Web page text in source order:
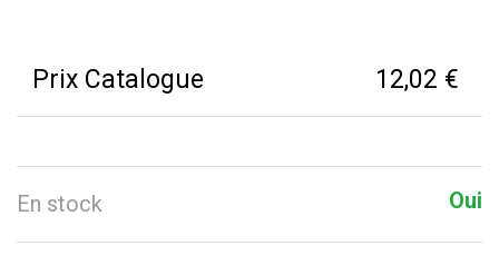
Prix Catalogue 12,02 €
En stock Oui